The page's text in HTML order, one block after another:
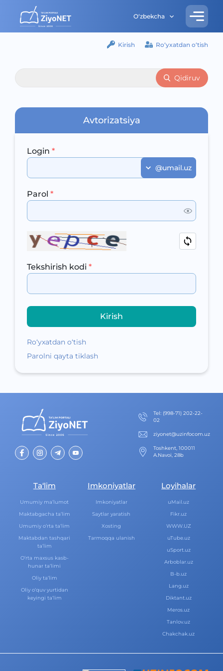
O‘zbekcha
Kirish Ro‘yxatdan o‘tish
Qidiruv
Avtorizatsiya
Login *
@umail.uz
Parol *
Tekshirish kodi *
Kirish
Ro‘yxatdan o‘tish
Parolni qayta tiklash
Теl: (998-71) 202-22-
02
ziyonet@uzinfocom.uz
Toshkent, 100011
A.Navoi, 28b
Ta‘lim
Umumiy ma‘lumot
Maktabgacha ta‘lim
Umumiy o‘rta ta‘lim
Maktabdan tashqari
ta‘lim
O‘rta maxsus kasb-
hunar ta‘limi
Oliy ta‘lim
Oliy o‘quv yurtidan
keyingi ta‘lim
Imkoniyatlar
Imkoniyatlar
Saytlar yaratish
Xosting
Tarmoqqa ulanish
Loyihalar
uMail.uz
Fikr.uz
WWW.UZ
uTube.uz
uSport.uz
Arboblar.uz
B-b.uz
Lang.uz
Diktant.uz
Meros.uz
Tanlov.uz
Chakchak.uz